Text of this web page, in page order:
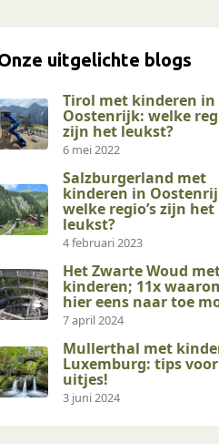
uitgelichte blogs
Tirol met kinderen in
Oostenrijk: welke
zijn het leukst?
6 mei 2022
Salzburgerland met
kinderen in
welke regio’s zijn het
leukst?
4 februari 2023
Het Zwarte Woud
kinderen; 11x
hier eens naar toe
7 april 2024
Mullerthal met
Luxemburg: tips
uitjes!
3 juni 2024